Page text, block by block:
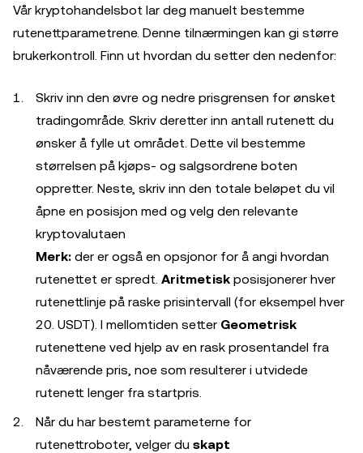
Vår kryptohandelsbot lar deg manuelt bestemme
rutenettparametrene. Denne tilnærmingen kan gi større
brukerkontroll. Finn ut hvordan du setter den nedenfor:
Skriv inn den øvre og nedre prisgrensen for ønsket
tradingområde. Skriv deretter inn antall rutenett du
ønsker å fylle ut området. Dette vil bestemme
størrelsen på kjøps- og salgsordrene boten
oppretter. Neste, skriv inn den totale beløpet du vil
åpne en posisjon med og velg den relevante
kryptovalutaen
Merk: der er også en opsjonor for å angi hvordan
rutenettet er spredt. Aritmetisk posisjonerer hver
rutenettlinje på raske prisintervall (for eksempel hver
20. USDT). I mellomtiden setter Geometrisk
rutenettene ved hjelp av en rask prosentandel fra
nåværende pris, noe som resulterer i utvidede
rutenett lenger fra startpris.
Når du har bestemt parameterne for
rutenettroboter, velger du skapt